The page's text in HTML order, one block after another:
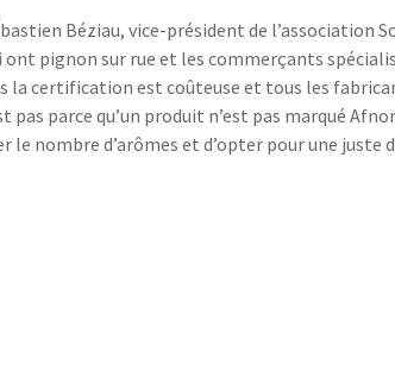
Béziau, vice-président de l’association
pignon sur rue et les commerçants
la certification est coûteuse et tous les
pas parce qu’un produit n’est pas marqué
nombre d’arômes et d’opter pour une juste